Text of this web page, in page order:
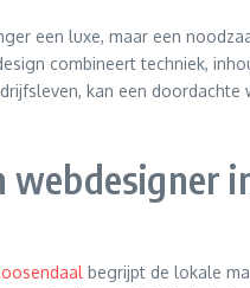
een luxe, maar een
combineert techniek,
kan een
webdesigner
begrijpt de lokale